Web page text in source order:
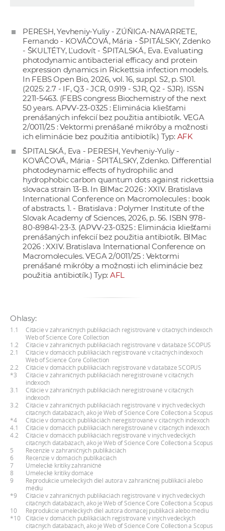
a
c
h
a
p
r
c
o
n
k
o
c
h
S
A
PERESH, Yevheniy-Yuliy - ZÚŇIGA-NAVARRETE,
Fernando - KOVÁČOVÁ, Mária - ŠPITÁLSKY, Zdenko
- ŠKULTÉTY, Ľudovít - ŠPITALSKÁ, Eva. Evaluating
photodynamic antibacterial efficacy and protein
expression dynamics in Rickettsia infection models.
In FEBS Open Bio, 2026, vol. 16, suppl. S2, p. S101.
(2025: 2.7 - IF, Q3 - JCR, 0.919 - SJR, Q2 - SJR). ISSN
2211-5463. (FEBS congress Biochemistry of the next
50 years. APVV-23-0325 : Eliminácia kliešťami
prenášaných infekcií bez použitia antibiotík. VEGA
2/0011/25 : Vektormi prenášané mikróby a možnosti
ich eliminácie bez použitia antibiotík.) Typ: AFK
ŠPITALSKÁ, Eva - PERESH, Yevheniy-Yuliy -
KOVÁČOVÁ, Mária - ŠPITÁLSKY, Zdenko. Differential
photodeynamic effects of hydrophilic and
hydrophobic carbon quantum dots against rickettsia
slovaca strain 13-B. In BIMac 2026 : XXIV. Bratislava
International Conference on Macromolecules : book
of abstracts. 1. - Bratislava : Polymer Institute of the
Slovak Academy of Sciences, 2026, p. 56. ISBN 978-
80-89841-23-3. (APVV-23-0325 : Eliminácia kliešťami
prenášaných infekcií bez použitia antibiotík. BIMac
2026 : XXIV. Bratislava International Conference on
Macromolecules. VEGA 2/0011/25 : Vektormi
prenášané mikróby a možnosti ich eliminácie bez
použitia antibiotík.) Typ: AFL
Ohlasy:
1.1
Citácie v zahraničných publikáciách registrované v citačných indexoch
Web of Science Core Collection
1.2
Citácie v zahraničných publikáciách registrované v databáze SCOPUS
2.1
Citácie v domácich publikáciách registrované v citačných indexoch
Web of Science Core Collection
2.2
Citácie v domácich publikáciách registrované v databáze SCOPUS
*3
Citácie v zahraničných publikáciách neregistrované v citačných
indexoch
3.1
Citácie v zahraničných publikáciách neregistrované v citačných
indexoch
3.2
Citácie v zahraničných publikáciách registrované v iných vedeckých
citačných databázach, ako je Web of Science Core Collection a Scopus
*4
Citácie v domácich publikáciách neregistrované v citačných indexoch
4.1
Citácie v domácich publikáciách neregistrované v citačných indexoch
4.2
Citácie v domácich publikáciách registrované v iných vedeckých
citačných databázach, ako je Web of Science Core Collection a Scopus
5
Recenzie v zahraničných publikáciách
6
Recenzie v domácich publikáciách
7
Umelecké kritiky zahraničné
8
Umelecké kritiky domáce
9
Reprodukcie umeleckých diel autora v zahraničnej publikácii alebo
médiu
*9
Citácie v zahraničných publikáciách registrované v iných vedeckých
citačných databázach, ako je Web of Science Core Collection a Scopus
10
Reprodukcie umeleckých diel autora domácej publikácii alebo médiu
*10
Citácie v domácich publikáciách registrované v iných vedeckých
citačných databázach, ako je Web of Science Core Collection a Scopus